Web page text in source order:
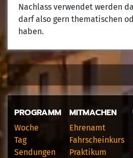
Nachlass verwendet werden
darf also gern thematischen
haben.
PROGRAMM
Woche
Tag
Sendungen
MITMACHEN
Ehrenamt
Fahrscheinkurs
Praktikum